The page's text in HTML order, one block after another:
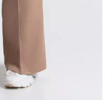
551 грн. 689 грн.